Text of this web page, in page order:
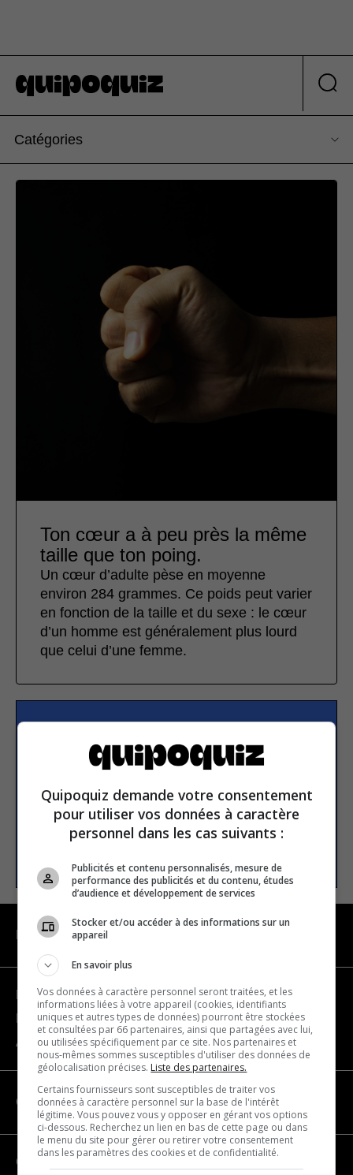
Catégories
Ton cœur a à peu près la même
taille que ton poing.
Un cœur d’adulte pèse en moyenne
environ 284 grammes. Ce poids peut varier
en fonction de la taille et du sexe : le cœur
d’un homme est généralement plus lourd
que celui d’une femme.
E-mail
NAVIGATION
Devenir partenaire
Nous joindre
À propos
CATÉGORIES
Géographie
Quipoquiz demande votre consentement
pour utiliser vos données à caractère
personnel dans les cas suivants :
Publicités et contenu personnalisés, mesure de
performance des publicités et du contenu, études
d’audience et développement de services
Stocker et/ou accéder à des informations sur un
appareil
En savoir plus
Vos données à caractère personnel seront traitées, et les
informations liées à votre appareil (cookies, identifiants
uniques et autres types de données) pourront être stockées
et consultées par 66 partenaires, ainsi que partagées avec lui,
ou utilisées spécifiquement par ce site. Nos partenaires et
nous-mêmes sommes susceptibles d'utiliser des données de
géolocalisation précises. Liste des partenaires.
Certains fournisseurs sont susceptibles de traiter vos
données à caractère personnel sur la base de l'intérêt
légitime. Vous pouvez vous y opposer en gérant vos options
ci-dessous. Recherchez un lien en bas de cette page ou dans
le menu du site pour gérer ou retirer votre consentement
dans les paramètres des cookies et de confidentialité.